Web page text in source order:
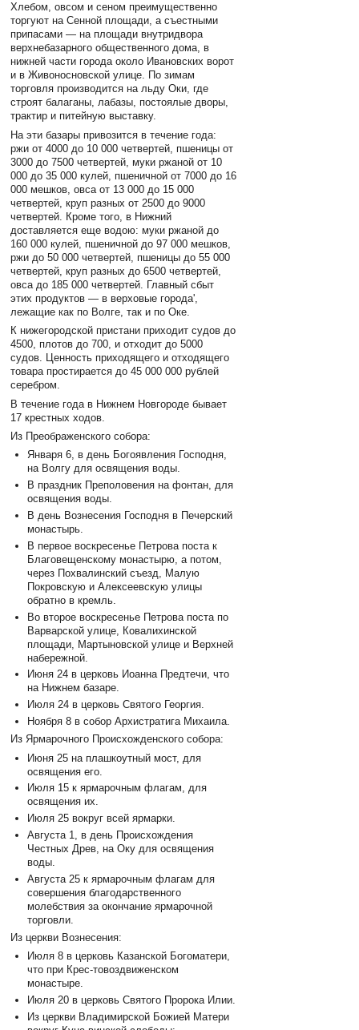
Хлебом, овсом и сеном преимущественно
торгуют на Сенной площади, а съестными
припасами — на площади внутридвора
верхнебазарного общественного дома, в
нижней части города около Ивановских ворот
и в Живоносновской улице. По зимам
торговля производится на льду Оки, где
строят балаганы, лабазы, постоялые дворы,
трактир и питейную выставку.
На эти базары привозится в течение года:
ржи от 4000 до 10 000 четвертей, пшеницы от
3000 до 7500 четвертей, муки ржаной от 10
000 до 35 000 кулей, пшеничной от 7000 до 16
000 мешков, овса от 13 000 до 15 000
четвертей, круп разных от 2500 до 9000
четвертей. Кроме того, в Нижний
доставляется еще водою: муки ржаной до
160 000 кулей, пшеничной до 97 000 мешков,
ржи до 50 000 четвертей, пшеницы до 55 000
четвертей, круп разных до 6500 четвертей,
овса до 185 000 четвертей. Главный сбыт
этих продуктов — в верховые города',
лежащие как по Волге, так и по Оке.
К нижегородской пристани приходит судов до
4500, плотов до 700, и отходит до 5000
судов. Ценность приходящего и отходящего
товара простирается до 45 000 000 рублей
серебром.
В течение года в Нижнем Новгороде бывает
17 крестных ходов.
Из Преображенского собора:
Января 6, в день Богоявления Господня,
на Волгу для освящения воды.
В праздник Преполовения на фонтан, для
освящения воды.
В день Вознесения Господня в Печерский
монастырь.
В первое воскресенье Петрова поста к
Благовещенскому монастырю, а потом,
через Похвалинский съезд, Малую
Покровскую и Алексеевскую улицы
обратно в кремль.
Во второе воскресенье Петрова поста по
Варварской улице, Ковалихинской
площади, Мартыновской улице и Верхней
набережной.
Июня 24 в церковь Иоанна Предтечи, что
на Нижнем базаре.
Июля 24 в церковь Святого Георгия.
Ноября 8 в собор Архистратига Михаила.
Из Ярмарочного Происхожденского собора:
Июня 25 на плашкоутный мост, для
освящения его.
Июля 15 к ярмарочным флагам, для
освящения их.
Июля 25 вокруг всей ярмарки.
Августа 1, в день Происхождения
Честных Древ, на Оку для освящения
воды.
Августа 25 к ярмарочным флагам для
совершения благодарственного
молебствия за окончание ярмарочной
торговли.
Из церкви Вознесения:
Июля 8 в церковь Казанской Богоматери,
что при Крес-товоздвиженском
монастыре.
Июля 20 в церковь Святого Пророка Илии.
Из церкви Владимирской Божией Матери